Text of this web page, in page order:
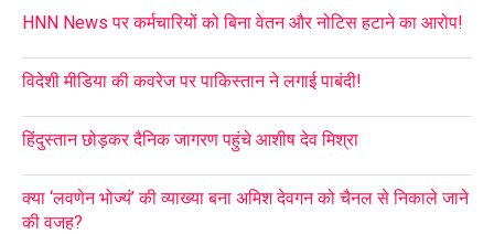
HNN News पर कर्मचारियों को बिना वेतन और नोटिस हटाने का आरोप!
विदेशी मीडिया की कवरेज पर पाकिस्तान ने लगाई पाबंदी!
हिंदुस्तान छोड़कर दैनिक जागरण पहुंचे आशीष देव मिश्रा
क्या ‘लवणेन भोज्यं’ की व्याख्या बना अमिश देवगन को चैनल से निकाले जाने
की वजह?